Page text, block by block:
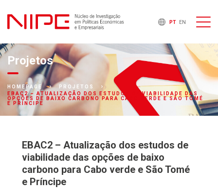
PT EN
Projetos
HOMEPAGE
PROJETOS
EBAC2 – ATUALIZAÇÃO DOS ESTUDOS DE VIABILIDADE DAS
OPÇÕES DE BAIXO CARBONO PARA CABO VERDE E SÃO TOMÉ
E PRÍNCIPE
EBAC2 – Atualização dos estudos de
viabilidade das opções de baixo
carbono para Cabo verde e São Tomé
e Príncipe